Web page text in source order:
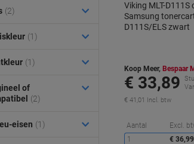
Viking MLT-D111S
Samsung
D111S/ELS zwart
Koop Meer, Bespaar
€ 33,89
€ 41,01 Incl. btw
Aantal Excl.
1
€ 36,99
(2)
(1)
(1)
of
(2)
eisen (1)